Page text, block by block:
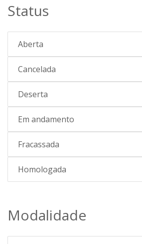
Status
Aberta
Cancelada
Deserta
Em andamento
Fracassada
Homologada
Modalidade